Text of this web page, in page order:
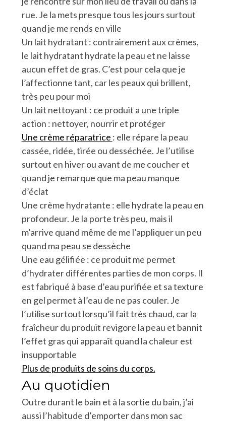
rue. Je la mets presque tous les jours surtout
quand je me rends en ville
Un lait hydratant : contrairement aux crèmes,
le lait hydratant hydrate la peau et ne laisse
aucun effet de gras. C’est pour cela que je
l’affectionne tant, car les peaux qui brillent,
très peu pour moi
Un lait nettoyant : ce produit a une triple
action : nettoyer, nourrir et protéger
Une crème réparatrice : elle répare la peau
cassée, ridée, tirée ou desséchée. Je l’utilise
surtout en hiver ou avant de me coucher et
quand je remarque que ma peau manque
d’éclat
Une crème hydratante : elle hydrate la peau en
profondeur. Je la porte très peu, mais il
m’arrive quand même de me l’appliquer un peu
quand ma peau se dessèche
Une eau gélifiée : ce produit me permet
d’hydrater différentes parties de mon corps. Il
est fabriqué à base d’eau purifiée et sa texture
en gel permet à l’eau de ne pas couler. Je
l’utilise surtout lorsqu’il fait très chaud, car la
fraîcheur du produit revigore la peau et bannit
l’effet gras qui apparaît quand la chaleur est
insupportable
Plus de produits de soins du corps.
Au quotidien
Outre durant le bain et à la sortie du bain, j’ai
aussi l’habitude d’emporter dans mon sac